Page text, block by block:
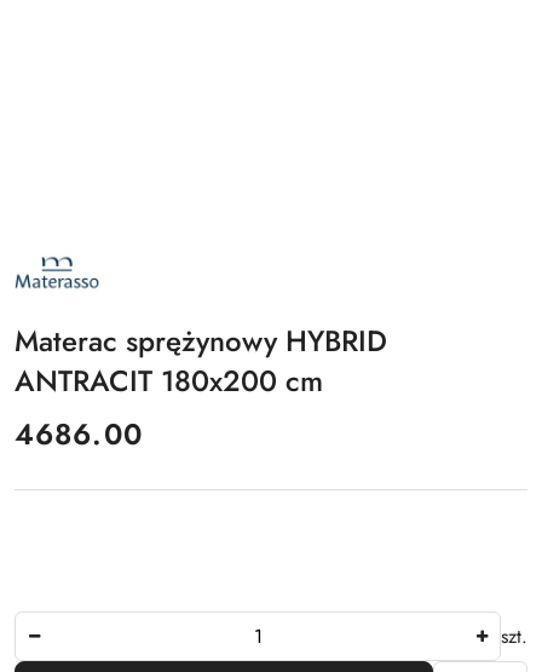
NAZWA
PRODUCENTA:
MATERASSO
Materac sprężynowy HYBRID
ANTRACIT 180x200 cm
cena:
4686.00
szt.